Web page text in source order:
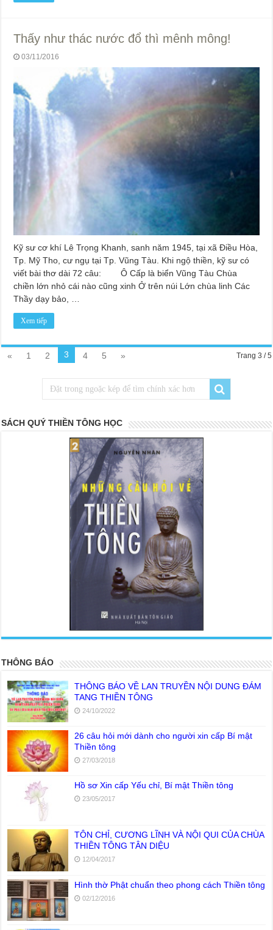
Thấy như thác nước đổ thì mênh mông!
03/11/2016
Kỹ sư cơ khí Lê Trọng Khanh, sanh năm 1945, tại xã Điều Hòa,
Tp. Mỹ Tho, cư ngụ tại Tp. Vũng Tàu. Khi ngộ thiền, kỹ sư có
viết bài thơ dài 72 câu: Ô Cấp là biển Vũng Tàu Chùa
chiền lớn nhỏ cái nào cũng xinh Ở trên núi Lớn chùa linh Các
Thầy dạy bảo, …
Xem tiếp
Trang 3 / 5
« 1 2 3 4 5 »
SÁCH QUÝ THIỀN TÔNG HỌC
THÔNG BÁO
THÔNG BÁO VỀ LAN TRUYỀN NỘI DUNG ĐÁM
TANG THIỀN TÔNG
24/10/2022
26 câu hỏi mới dành cho người xin cấp Bí mật
Thiền tông
27/03/2018
Hồ sơ Xin cấp Yếu chỉ, Bí mật Thiền tông
23/05/2017
TÔN CHỈ, CƯƠNG LĨNH VÀ NỘI QUI CỦA CHÙA
THIỀN TÔNG TÂN DIỆU
12/04/2017
Hình thờ Phật chuẩn theo phong cách Thiền tông
02/12/2016